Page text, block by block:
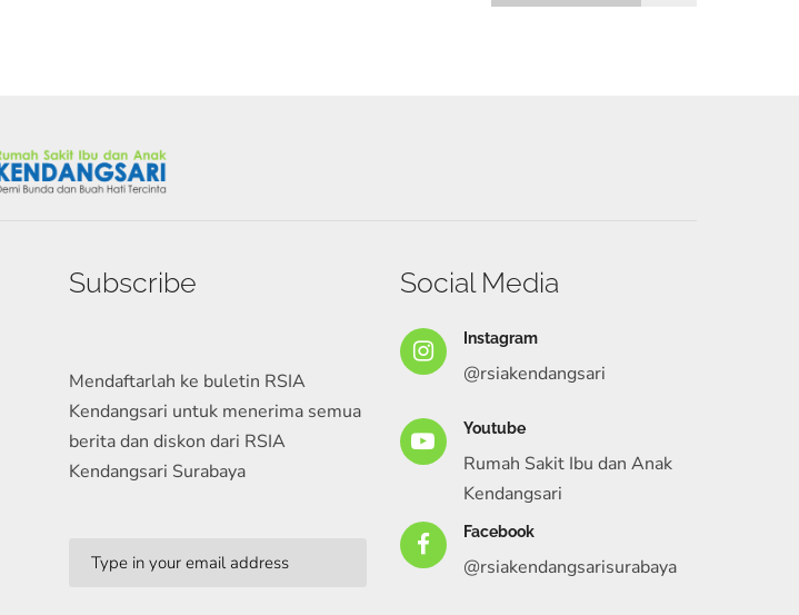
Subscribe
Mendaftarlah ke buletin RSIA
Kendangsari untuk menerima semua
berita dan diskon dari RSIA
Kendangsari Surabaya
Social Media
Instagram
@rsiakendangsari
Youtube
Rumah Sakit Ibu dan Anak
Kendangsari
Facebook
@rsiakendangsarisurabaya